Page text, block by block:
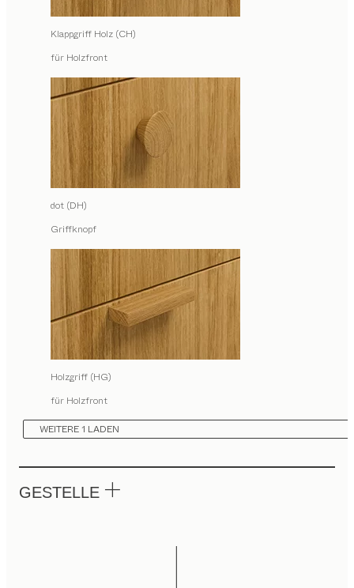
Klappgriff Holz (CH)
für Holzfront
dot (DH)
Griffknopf
Holzgriff (HG)
für Holzfront
WEITERE 1 LADEN
GESTELLE